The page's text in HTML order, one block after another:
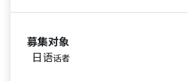
募集对象
日语话者